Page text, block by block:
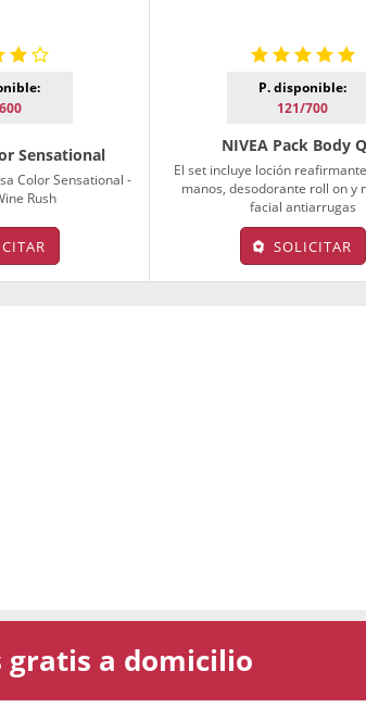
Sensational
Color Sensational -
Rush
P. disponible:
121/700
NIVEA Pack Body
El set incluye loción
manos, desodorante roll on y
facial antiarrugas
SOLICITAR
gratis a domicilio